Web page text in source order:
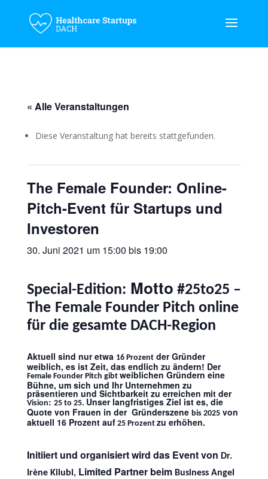
« Alle Veranstaltungen
Diese Veranstaltung hat bereits stattgefunden.
The Female Founder: Online-
Pitch-Event für Startups und
Investoren
30. Juni 2021 um 15:00 bis 19:00
Special-Edition: Motto #25to25 –
The Female Founder Pitch online
für die gesamte DACH-Region
Aktuell sind nur etwa 16 Prozentder Gründer
weiblich, es ist Zeit, das endlich zu ändern! Der
Female Founder Pitch gibt weiblichen Gründern eine
Bühne, um sich und Ihr Unternehmen zu
präsentieren und Sichtbarkeit zu erreichen mit der
Vision: 25 to 25. Unser langfristiges Ziel ist es, die
Quote von Frauen in der Gründerszene bis 2025von
aktuell 16 Prozent auf25 Prozent zu erhöhen.
Initiiert und organisiert wird das Event von Dr.
Irène Kilubi, Limited Partner beimBusiness Angel